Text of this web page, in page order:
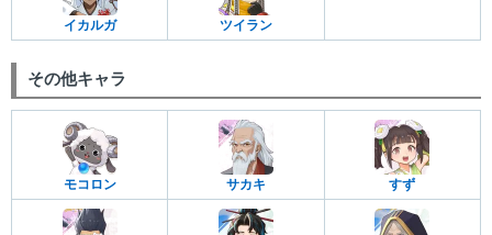
イカルガ ツイラン
その他キャラ
モコロン サカキ すず